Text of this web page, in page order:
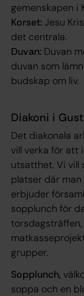
gemenskapen i
Korset:Jesu
det centrala.
Duvan: Duvan
duvan som
budskap om liv.
Diakoni i
Det diakonala
vill verka för att
utsatthet. Vi vill
platser där
erbjuder
sopplunch för
torsdagsträffen,
grupper.
Sopplunch,
soppa och en